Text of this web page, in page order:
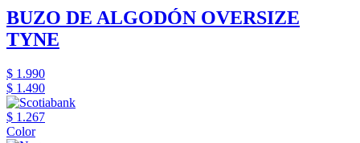
BUZO DE ALGODÓN OVERSIZE
TYNE
$ 1.990
$ 1.490
$ 1.267
Color